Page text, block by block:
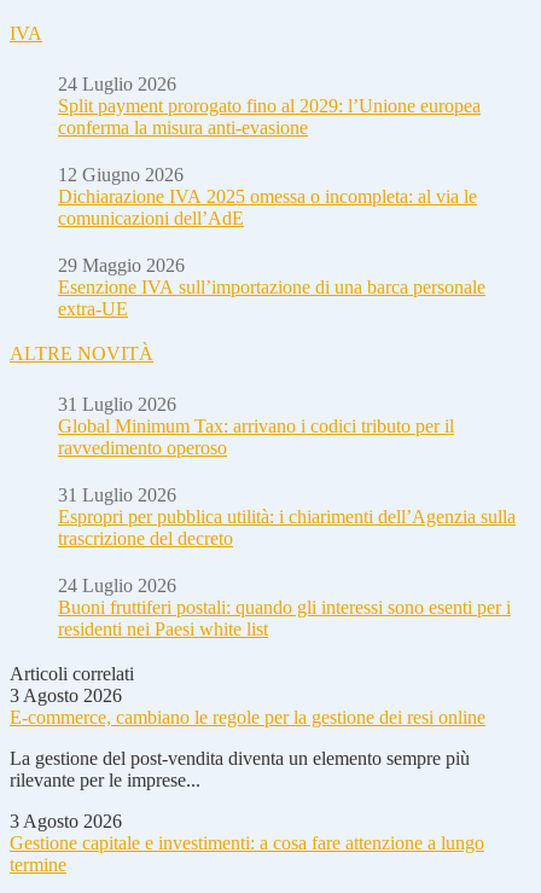
IVA
24 Luglio 2026
Split payment prorogato fino al 2029: l’Unione europea
conferma la misura anti-evasione
12 Giugno 2026
Dichiarazione IVA 2025 omessa o incompleta: al via le
comunicazioni dell’AdE
29 Maggio 2026
Esenzione IVA sull’importazione di una barca personale
extra-UE
ALTRE NOVITÀ
31 Luglio 2026
Global Minimum Tax: arrivano i codici tributo per il
ravvedimento operoso
31 Luglio 2026
Espropri per pubblica utilità: i chiarimenti dell’Agenzia sulla
trascrizione del decreto
24 Luglio 2026
Buoni fruttiferi postali: quando gli interessi sono esenti per i
residenti nei Paesi white list
Articoli correlati
3 Agosto 2026
E-commerce, cambiano le regole per la gestione dei resi online
La gestione del post-vendita diventa un elemento sempre più
rilevante per le imprese...
3 Agosto 2026
Gestione capitale e investimenti: a cosa fare attenzione a lungo
termine